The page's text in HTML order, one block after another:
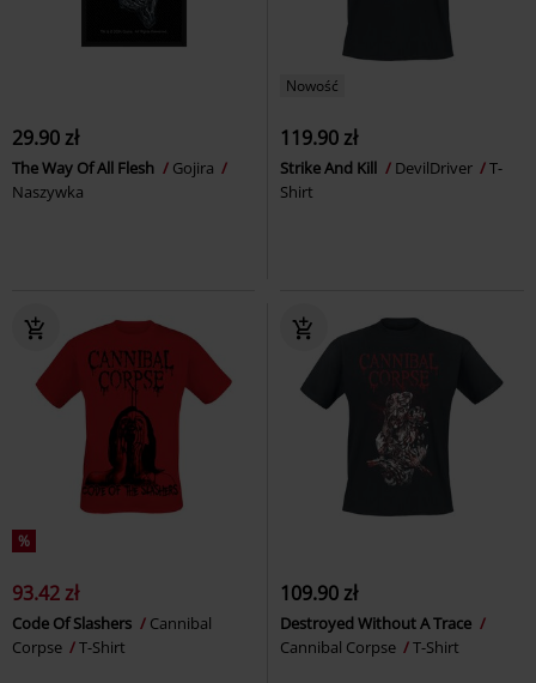
29.90 zł
The Way Of All Flesh
Gojira
Naszywka
Nowość
119.90 zł
Strike And Kill DevilDriver
T-
Shirt
%
93.42 zł
Code Of Slashers
Cannibal
Corpse
T-Shirt
109.90 zł
Destroyed Without A Trace
Cannibal Corpse
T-Shirt